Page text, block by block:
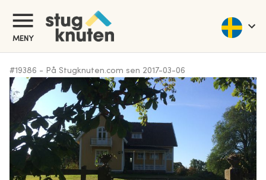
MENY
#19386 - På Stugknuten.com sen 2017-03-06